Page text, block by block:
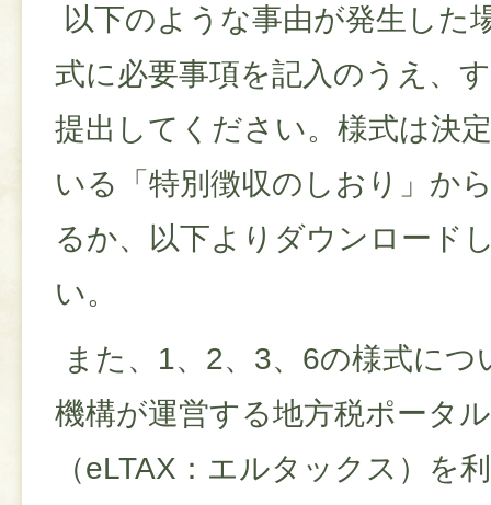
以下のような事由が発生した
式に必要事項を記入のうえ、
提出してください。様式は決
いる「特別徴収のしおり」か
るか、以下よりダウンロード
い。
また、1、2、3、6の様式につ
機構が運営する地方税ポータ
（eLTAX：エルタックス）を